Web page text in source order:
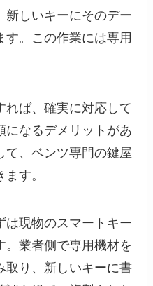
新しいキーにそのデー
す。この作業には専用
ば、確実に対応して
になるデメリットがあ
て、ベンツ専門の鍵屋
す。
現物のスマートキー
。業者側で専用機材を
取り、新しいキーに書